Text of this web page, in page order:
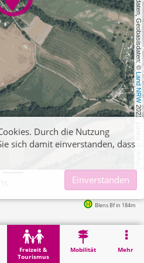
, Kartendaten, Geobasisdaten: ©
Land NRW
2021, Lizenz
dl-de/by-2-0
Freizeit &
Tourismus
Mobilität Mehr
Blens Bf in 184m
Heimbach, Burg Blens
Durch die Nutzung
sich damit einverstanden, dass
Einverstanden